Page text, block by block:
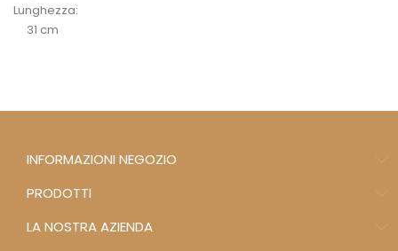
Lunghezza:
31 cm
INFORMAZIONI NEGOZIO
PRODOTTI
LA NOSTRA AZIENDA